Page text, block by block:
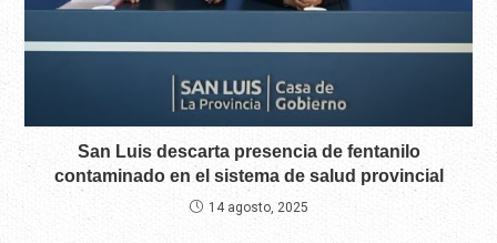
San Luis descarta presencia de fentanilo
contaminado en el sistema de salud provincial
14 agosto, 2025